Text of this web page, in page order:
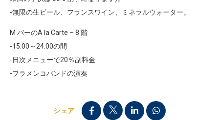
-無限の生ビール、フランスワイン、ミネラルウォーター。
M バーのA la Carte – 8 階
-15:00～24:00の間
-日次メニューで20％副料金
-フラメンコバンドの演奏
シェア